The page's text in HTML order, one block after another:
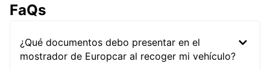
FaQs
¿Qué documentos debo presentar en el
mostrador de Europcar al recoger mi vehículo?